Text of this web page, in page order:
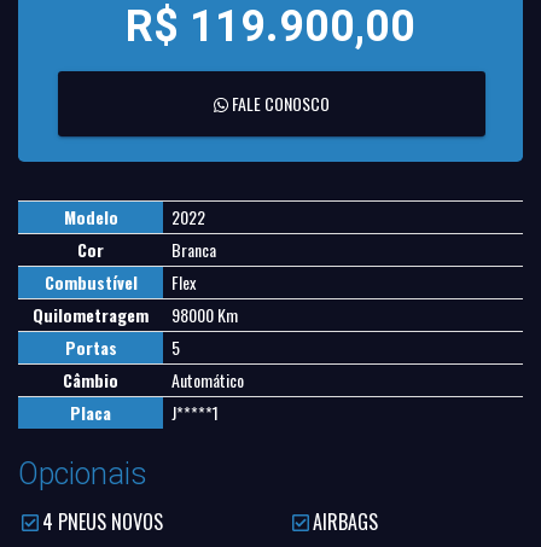
R$ 119.900,00
FALE CONOSCO
Modelo
2022
Cor
Branca
Combustível
Flex
Quilometragem
98000 Km
Portas
5
Câmbio
Automático
Placa
J*****1
Opcionais
4 PNEUS NOVOS
AIRBAGS